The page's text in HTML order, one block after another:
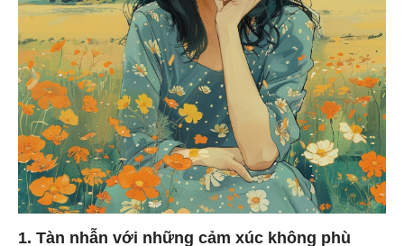
1. Tàn nhẫn với những cảm xúc không phù